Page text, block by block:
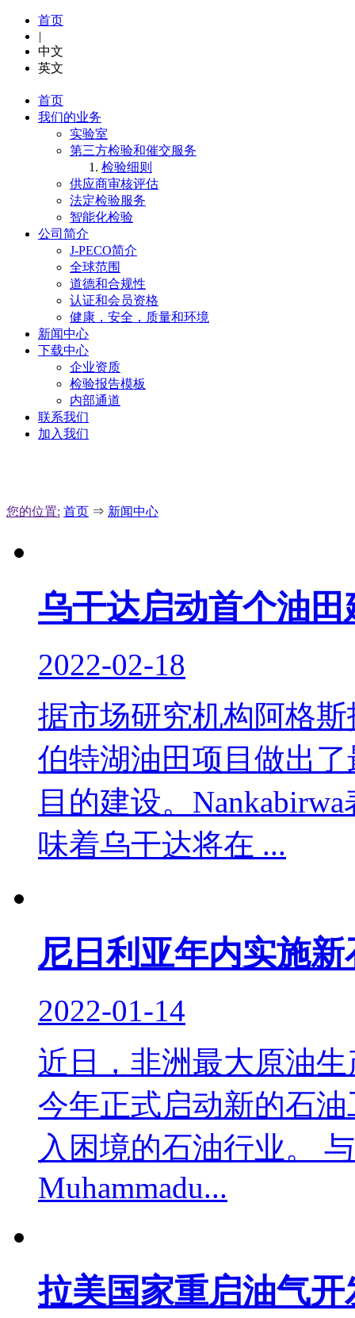
首页
|
中文
英文
首页
我们的业务
实验室
第三方检验和催交服务
检验细则
供应商审核评估
法定检验服务
智能化检验
公司简介
J-PECO简介
全球范围
道德和合规性
认证和会员资格
健康，安全，质量和环境
新闻中心
下载中心
企业资质
检验报告模板
内部通道
联系我们
加入我们
您的位置: 首页 ⇒ 新闻中心
乌干达启动首个油
2022-02-18
据市场研究机构阿格
伯特湖油田项目做出
目的建设。
味着乌干达将在 ...
尼日利亚年内实施
2022-01-14
近日，非洲最大原油
今年正式启动新的石
入困境的石油行业。
Muhammadu...
拉美国家重启油气